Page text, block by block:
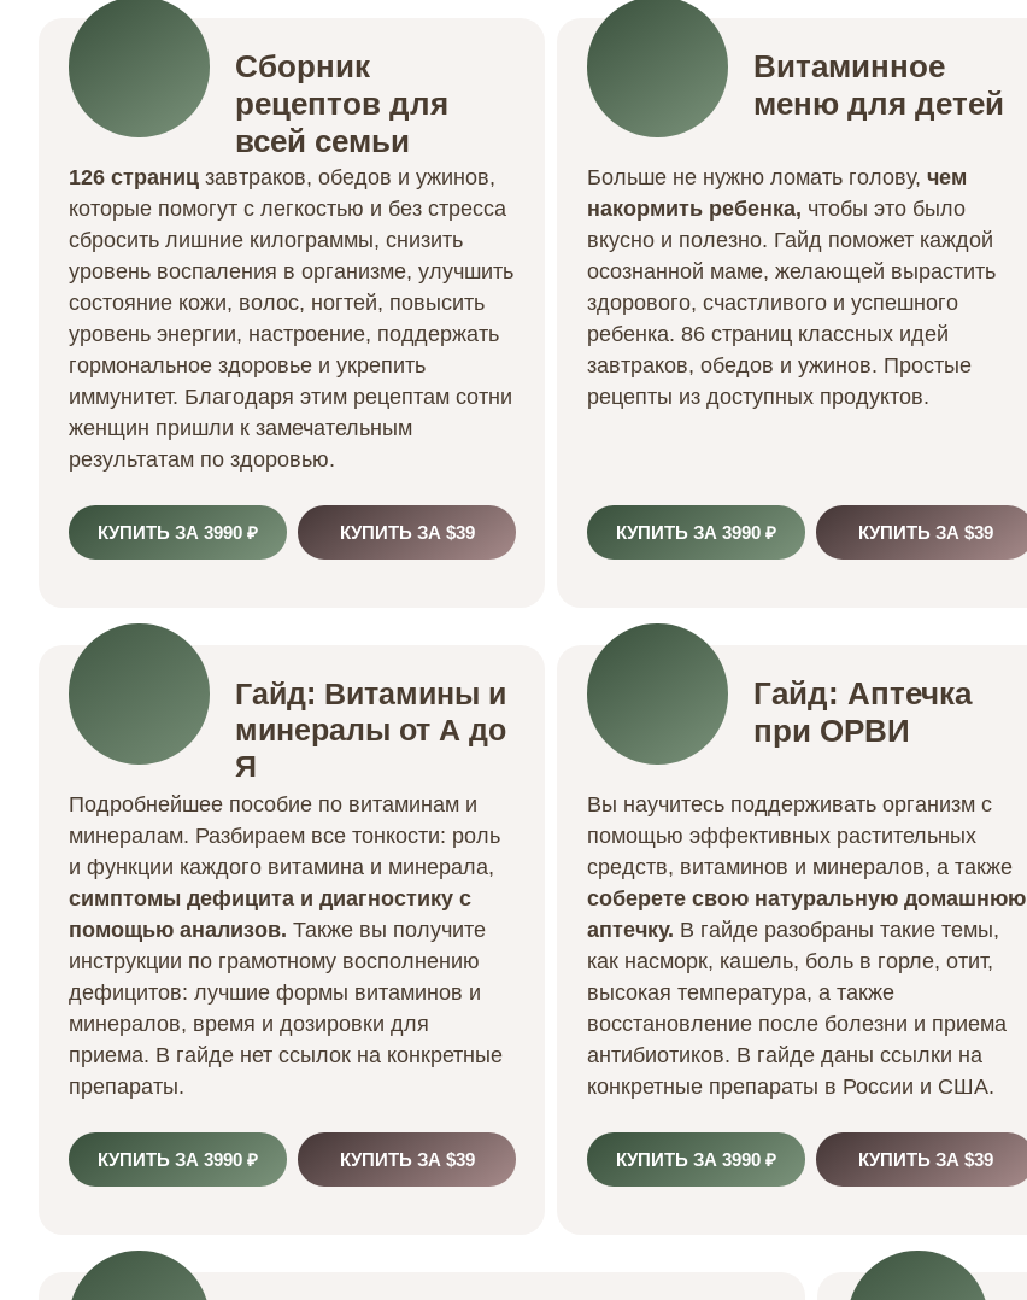
126 страниц завтраков, обедов и ужинов,
которые помогут с легкостью и без стресса
сбросить лишние килограммы, снизить
уровень воспаления в организме, улучшить
состояние кожи, волос, ногтей, повысить
уровень энергии, настроение, поддержать
гормональное здоровье и укрепить
иммунитет. Благодаря этим рецептам сотни
женщин пришли к замечательным
результатам по здоровью.
Сборник
рецептов для
всей семьи
КУПИТЬ ЗА 3990 ₽ КУПИТЬ ЗА 3990 ₽
КУПИТЬ ЗА 3990 ₽
КУПИТЬ ЗА 3990 ₽ КУПИТЬ ЗА $39 КУПИТЬ ЗА $39
КУПИТЬ ЗА $39
КУПИТЬ ЗА $39
Витаминное
меню для детей
Больше не нужно ломать голову, чем
накормить ребенка, чтобы это было
вкусно и полезно. Гайд поможет каждой
осознанной маме, желающей вырастить
здорового, счастливого и успешного
ребенка. 86 страниц классных идей
завтраков, обедов и ужинов. Простые
рецепты из доступных продуктов.
Вы научитесь поддерживать организм с
помощью эффективных растительных
средств, витаминов и минералов, а также
соберете свою натуральную домашнюю
аптечку. В гайде разобраны такие темы,
как насморк, кашель, боль в горле, отит,
высокая температура, а также
восстановление после болезни и приема
антибиотиков. В гайде даны ссылки на
конкретные препараты в России и США.
Гайд: Аптечка
при ОРВИ
Гайд: Витамины и
минералы от А до
Я
Подробнейшее пособие по витаминам и
минералам. Разбираем все тонкости: роль
и функции каждого витамина и минерала,
симптомы дефицита и диагностику с
помощью анализов. Также вы получите
инструкции по грамотному восполнению
дефицитов: лучшие формы витаминов и
минералов, время и дозировки для
приема. В гайде нет ссылок на конкретные
препараты.